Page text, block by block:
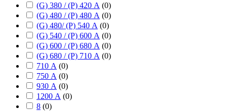
(G) 380 / (P) 420 А (0)
(G) 480 / (P) 480 А (0)
(G) 480/ (P) 540 А (0)
(G) 540 / (P) 600 А (0)
(G) 600 / (P) 680 А (0)
(G) 680 / (P) 710 А (0)
710 А (0)
750 А (0)
930 А (0)
1200 А (0)
8 (0)